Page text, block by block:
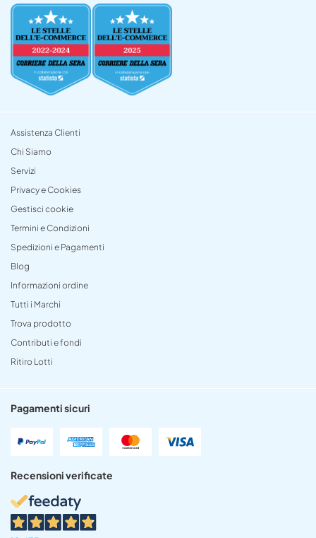
Assistenza Clienti
Chi Siamo
Servizi
Privacy e Cookies
Gestisci cookie
Termini e Condizioni
Spedizioni e Pagamenti
Blog
Informazioni ordine
Tutti i Marchi
Trova prodotto
Contributi e fondi
Ritiro Lotti
Pagamenti sicuri
Recensioni verificate